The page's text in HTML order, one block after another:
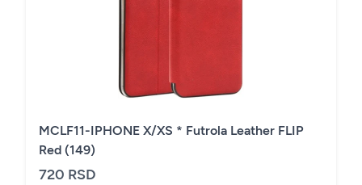
MCLF11-IPHONE X/XS * Futrola Leather FLIP
Red (149)
720 RSD